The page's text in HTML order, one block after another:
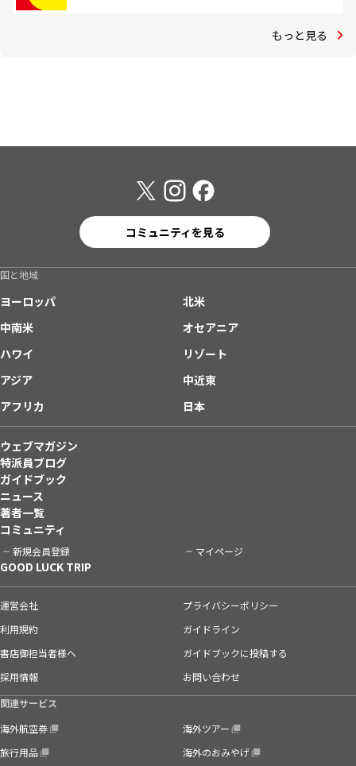
もっと見る
コミュニティを見る
国と地域
ヨーロッパ
北米
中南米
オセアニア
ハワイ
リゾート
アジア
中近東
アフリカ
日本
ウェブマガジン
特派員ブログ
ガイドブック
ニュース
著者一覧
コミュニティ
新規会員登録 マイページ
GOOD LUCK TRIP
運営会社
プライバシーポリシー
利用規約
ガイドライン
書店御担当者様へ
ガイドブックに投稿する
採用情報
お問い合わせ
関連サービス
海外航空券
海外ツアー
旅行用品
海外のおみやげ